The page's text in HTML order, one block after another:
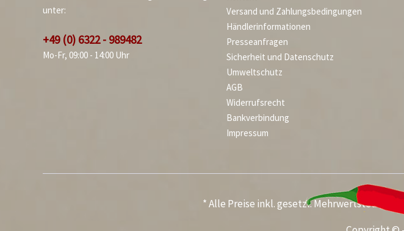
unter:
+49 (0) 6322 - 989482
Mo-Fr, 09:00 - 14:00 Uhr
Versand und Zahlungsbedingungen
Händlerinformationen
Presseanfragen
Sicherheit und Datenschutz
Umweltschutz
AGB
Widerrufsrecht
Bankverbindung
Impressum
* Alle Preise inkl. gesetzl. Mehrwertsteuer